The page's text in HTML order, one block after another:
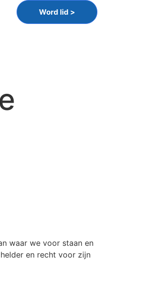
Word lid >
waar we voor staan en
en recht voor zijn